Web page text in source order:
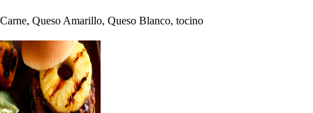
Carne, Queso Amarillo, Queso Blanco, tocino